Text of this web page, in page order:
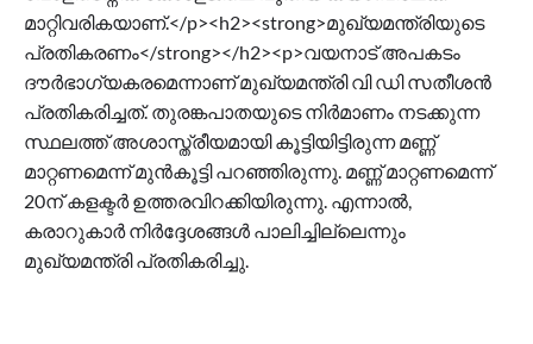
മാറ്റിവരികയാണ്.</p><h2><strong>മുഖ്യമന്ത്രിയുടെ
പ്രതികരണം</strong></h2><p>വയനാട് അപകടം
ദൗർഭാ​ഗ്യകരമെന്നാണ് മുഖ്യമന്ത്രി വി ഡി സതീശൻ
പ്രതികരിച്ചത്. തുരങ്കപാതയുടെ നിർമാണം നടക്കുന്ന
സ്ഥലത്ത് അശാസ്ത്രീയമായി കൂട്ടിയിട്ടിരുന്ന മണ്ണ്
മാറ്റണമെന്ന് മുൻകൂട്ടി പറഞ്ഞിരുന്നു. മണ്ണ് മാറ്റണമെന്ന്
20ന് കളക്ടർ ഉത്തരവിറക്കിയിരുന്നു. എന്നാൽ,
കരാറുകാർ നിർദ്ദേശങ്ങൾ പാലിച്ചില്ലെന്നും
‌മുഖ്യമന്ത്രി പ്രതികരിച്ചു.